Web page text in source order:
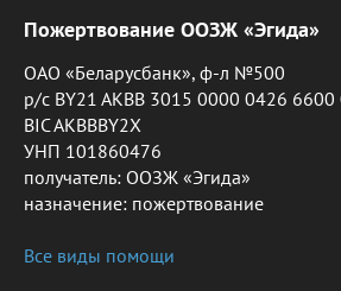
Пожертвование ООЗЖ «Эгида»
ОАО «Беларусбанк», ф-л №500
р/с BY21 AKBB 3015 0000 0426 6600
BIC AKBBBY2X
УНП 101860476
получатель: ООЗЖ «Эгида»
назначение: пожертвование
Все виды помощи